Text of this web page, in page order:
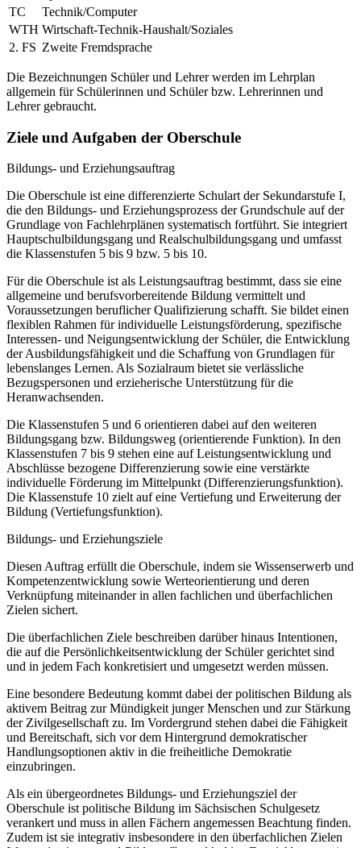
TC
Technik/Computer
WTH Wirtschaft-Technik-Haushalt/Soziales
2. FS Zweite Fremdsprache
Die Bezeichnungen Schüler und Lehrer werden im Lehrplan
allgemein für Schülerinnen und Schüler bzw. Lehrerinnen und
Lehrer gebraucht.
Ziele und Aufgaben der Oberschule
Bildungs- und Erziehungsauftrag
Die Oberschule ist eine differenzierte Schulart der Sekundarstufe I,
die den Bildungs- und Erziehungsprozess der Grundschule auf der
Grundlage von Fachlehrplänen systematisch fortführt. Sie integriert
Hauptschulbildungsgang und Realschulbildungsgang und umfasst
die Klassenstufen 5 bis 9 bzw. 5 bis 10.
Für die Oberschule ist als Leistungsauftrag bestimmt, dass sie eine
allgemeine und berufsvorbereitende Bildung vermittelt und
Voraussetzungen beruflicher Qualifizierung schafft. Sie bildet einen
flexiblen Rahmen für individuelle Leistungsförderung, spezifische
Interessen- und Neigungsentwicklung der Schüler, die Entwicklung
der Ausbildungsfähigkeit und die Schaffung von Grundlagen für
lebenslanges Lernen. Als Sozialraum bietet sie verlässliche
Bezugspersonen und erzieherische Unterstützung für die
Heranwachsenden.
Die Klassenstufen 5 und 6 orientieren dabei auf den weiteren
Bildungsgang bzw. Bildungsweg (orientierende Funktion). In den
Klassenstufen 7 bis 9 stehen eine auf Leistungsentwicklung und
Abschlüsse bezogene Differenzierung sowie eine verstärkte
individuelle Förderung im Mittelpunkt (Differenzierungsfunktion).
Die Klassenstufe 10 zielt auf eine Vertiefung und Erweiterung der
Bildung (Vertiefungsfunktion).
Bildungs- und Erziehungsziele
Diesen Auftrag erfüllt die Oberschule, indem sie Wissenserwerb und
Kompetenzentwicklung sowie Werteorientierung und deren
Verknüpfung miteinander in allen fachlichen und überfachlichen
Zielen sichert.
Die überfachlichen Ziele beschreiben darüber hinaus Intentionen,
die auf die Persönlichkeitsentwicklung der Schüler gerichtet sind
und in jedem Fach konkretisiert und umgesetzt werden müssen.
Eine besondere Bedeutung kommt dabei der politischen Bildung als
aktivem Beitrag zur Mündigkeit junger Menschen und zur Stärkung
der Zivilgesellschaft zu. Im Vordergrund stehen dabei die Fähigkeit
und Bereitschaft, sich vor dem Hintergrund demokratischer
Handlungsoptionen aktiv in die freiheitliche Demokratie
einzubringen.
Als ein übergeordnetes Bildungs- und Erziehungsziel der
Oberschule ist politische Bildung im Sächsischen Schulgesetz
verankert und muss in allen Fächern angemessen Beachtung finden.
Zudem ist sie integrativ insbesondere in den überfachlichen Zielen